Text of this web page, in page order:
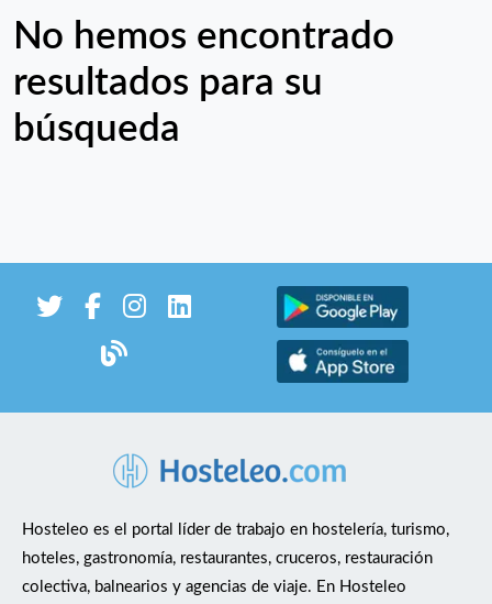
No hemos encontrado
resultados para su
búsqueda
Hosteleo es el portal líder de trabajo en hostelería, turismo,
hoteles, gastronomía, restaurantes, cruceros, restauración
colectiva, balnearios y agencias de viaje. En Hosteleo